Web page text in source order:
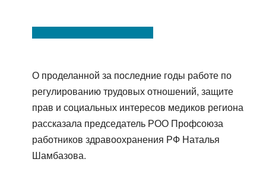
О проделанной за последние годы работе по
регулированию трудовых отношений, защите
прав и социальных интересов медиков региона
рассказала председатель РОО Профсоюза
работников здравоохранения РФ Наталья
Шамбазова.